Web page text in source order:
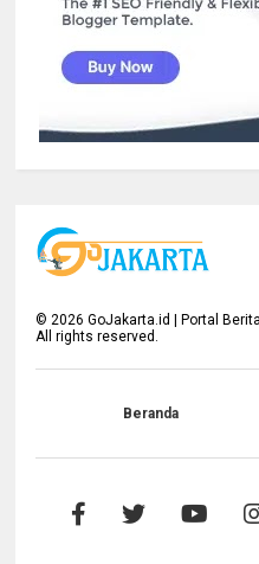
©2026 GoJakarta.id | Portal
All rights reserved.
Beranda